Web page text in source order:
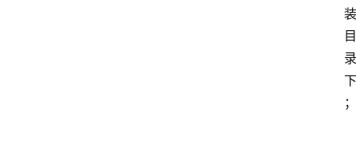
装
目
录
下
；